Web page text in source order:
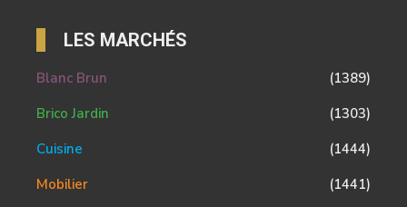
LES MARCHÉS
Blanc Brun
(1389)
Brico Jardin
(1303)
Cuisine
(1444)
Mobilier
(1441)